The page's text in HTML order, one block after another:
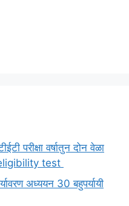
परीक्षा वर्षातुन दोन वेळा
test
अध्ययन 30 बहुपर्यायी